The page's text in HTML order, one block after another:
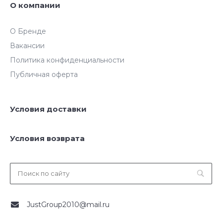
О компании
О Бренде
Вакансии
Политика конфиденциальности
Публичная оферта
Условия доставки
Условия возврата
JustGroup2010@mail.ru